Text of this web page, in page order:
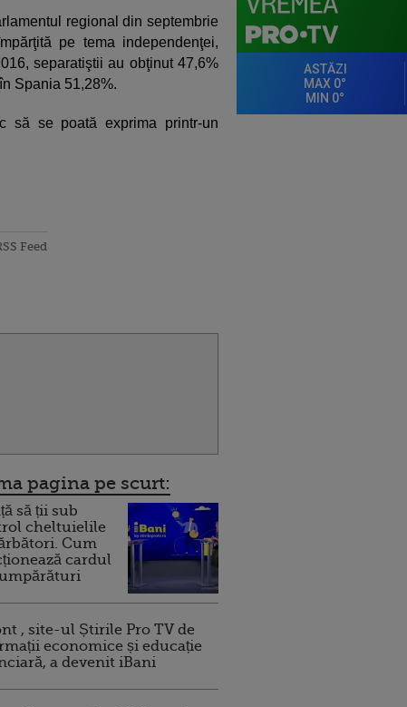
regional din septembrie
pe tema independenţei,
separatiştii au obţinut 47,6%
Spania 51,28%.
să se poată exprima printr-un
Feed
pagina pe scurt:
să ții sub
cheltuielile
Cum
cardul
, site-ul Știrile Pro TV de
economice și educație
a devenit iBani